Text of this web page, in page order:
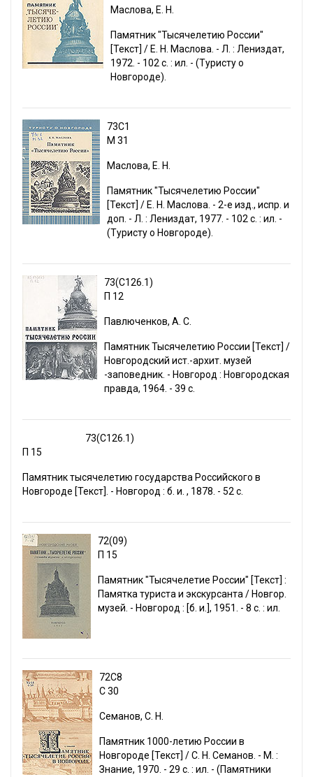
Маслова, Е. Н.
Памятник "Тысячелетию России"
[Текст] / Е. Н. Маслова. - Л. : Лениздат,
1972. - 102 с. : ил. - (Туристу о
Новгороде).
73С1
М 31
Маслова, Е. Н.
Памятник "Тысячелетию России"
[Текст] / Е. Н. Маслова. - 2-е изд., испр. и
доп. - Л. : Лениздат, 1977. - 102 с. : ил. -
(Туристу о Новгороде).
73(С126.1)
П 12
Павлюченков, А. С.
Памятник Тысячелетию России [Текст] /
Новгородский ист.-архит. музей
-заповедник. - Новгород : Новгородская
правда, 1964. - 39 с.
73(С126.1)
П 15
Памятник тысячелетию государства Российского в
Новгороде [Текст]. - Новгород : б. и. , 1878. - 52 с.
72(09)
П 15
Памятник "Тысячелетие России" [Текст] :
Памятка туриста и экскурсанта / Новгор.
музей. - Новгород : [б. и.], 1951. - 8 с. : ил.
72С8
С 30
Семанов, С. Н.
Памятник 1000-летию России в
Новгороде [Текст] / С. Н. Семанов. - М. :
Знание, 1970. - 29 с. : ил. - (Памятники